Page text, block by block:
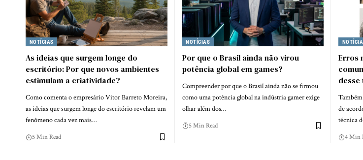
NOTÍCIAS
As ideias que surgem longe do
escritório: Por que novos ambientes
estimulam a criatividade?
Como comenta o empresário Vitor Barreto Moreira,
as ideias que surgem longe do escritório revelam um
fenômeno cada vez mais…
5 Min Read
NOTÍCIAS
Por que o Brasil ainda não virou
potência global em games?
Compreender por que o Brasil ainda não se firmou
como uma potência global na indústria gamer exige
olhar além dos…
5 Min Read
Erros
de
técnica
4 Min